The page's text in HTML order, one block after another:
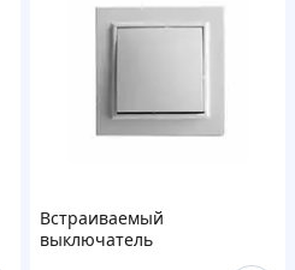
Встраиваемый
выключатель